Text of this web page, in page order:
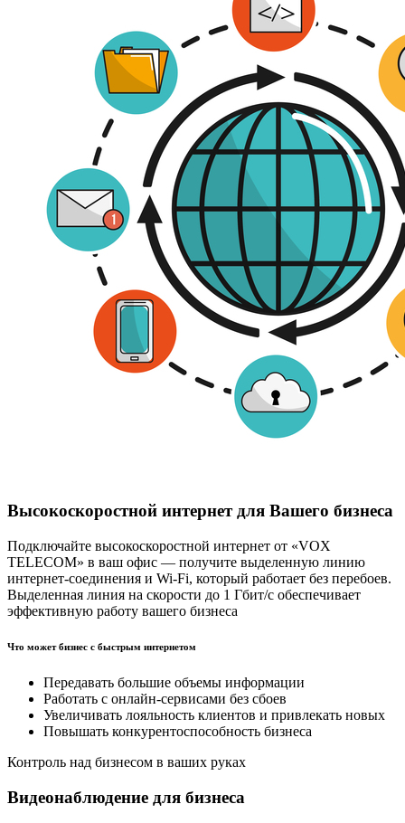
Высокоскоростной интернет для Вашего бизнеса
Подключайте высокоскоростной интернет от «VOX
TELECOM» в ваш офис — получите выделенную линию
интернет-соединения и Wi-Fi, который работает без перебоев.
Выделенная линия на скорости до 1 Гбит/с обеспечивает
эффективную работу вашего бизнеса
Что может бизнес с быстрым интернетом
Передавать большие объемы информации
Работать с онлайн-сервисами без сбоев
Увеличивать лояльность клиентов и привлекать новых
Повышать конкурентоспособность бизнеса
Контроль над бизнесом в ваших руках
Видеонаблюдение для бизнеса